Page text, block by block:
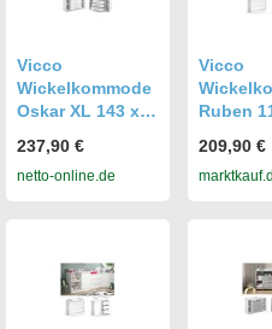
Vicco
Wickelkommode
Oskar XL 143 x
Wickeltisch inkl.
Wickelauflage
237,90 €
netto-online.de
Vicco
Ruben
209,90 €